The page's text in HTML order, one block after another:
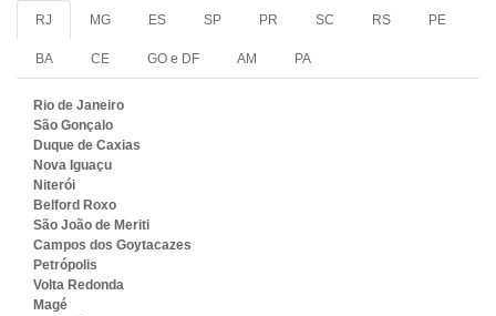
RJ MG ES SP PR SC RS PE
BA CE GO e DF AM PA
Rio de Janeiro
São Gonçalo
Duque de Caxias
Nova Iguaçu
Niterói
Belford Roxo
São João de Meriti
Campos dos Goytacazes
Petrópolis
Volta Redonda
Magé